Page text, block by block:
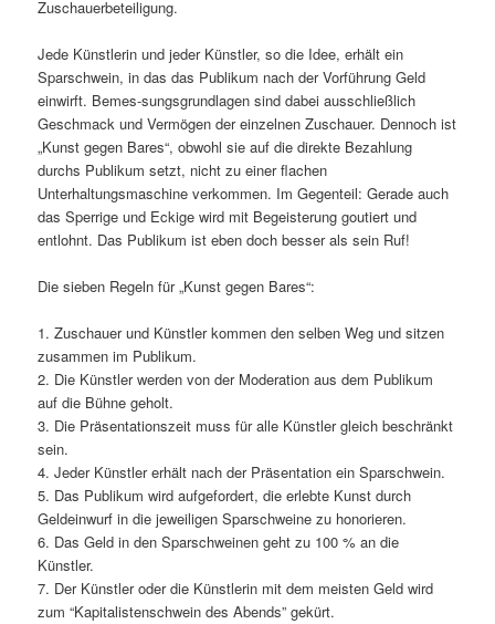
Zuschauerbeteiligung.
Jede Künstlerin und jeder Künstler, so die Idee, erhält ein
Sparschwein, in das das Publikum nach der Vorführung Geld
einwirft. Bemes-sungsgrundlagen sind dabei ausschließlich
Geschmack und Vermögen der einzelnen Zuschauer. Dennoch ist
„Kunst gegen Bares“, obwohl sie auf die direkte Bezahlung
durchs Publikum setzt, nicht zu einer flachen
Unterhaltungsmaschine verkommen. Im Gegenteil: Gerade auch
das Sperrige und Eckige wird mit Begeisterung goutiert und
entlohnt. Das Publikum ist eben doch besser als sein Ruf!
Die sieben Regeln für „Kunst gegen Bares“:
1. Zuschauer und Künstler kommen den selben Weg und sitzen
zusammen im Publikum.
2. Die Künstler werden von der Moderation aus dem Publikum
auf die Bühne geholt.
3. Die Präsentationszeit muss für alle Künstler gleich beschränkt
sein.
4. Jeder Künstler erhält nach der Präsentation ein Sparschwein.
5. Das Publikum wird aufgefordert, die erlebte Kunst durch
Geldeinwurf in die jeweiligen Sparschweine zu honorieren.
6. Das Geld in den Sparschweinen geht zu 100 % an die
Künstler.
7. Der Künstler oder die Künstlerin mit dem meisten Geld wird
zum “Kapitalistenschwein des Abends” gekürt.